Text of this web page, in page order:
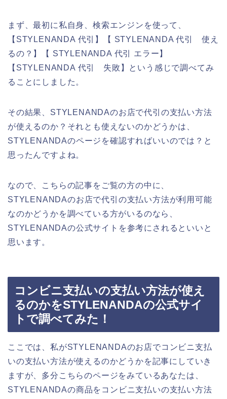
まず、最初に私自身、検索エンジンを使って、
【STYLENANDA 代引】【 STYLENANDA 代引 使え
るの？】【 STYLENANDA 代引 エラー】
【STYLENANDA 代引 失敗】という感じで調べてみ
ることにしました。
その結果、STYLENANDAのお店で代引の支払い方法
が使えるのか？それとも使えないのかどうかは、
STYLENANDAのページを確認すればいいのでは？と
思ったんですよね。
なので、こちらの記事をご覧の方の中に、
STYLENANDAのお店で代引の支払い方法が利用可能
なのかどうかを調べている方がいるのなら、
STYLENANDAの公式サイトを参考にされるといいと
思います。
コンビニ支払いの支払い方法が使え
るのかをSTYLENANDAの公式サイ
トで調べてみた！
ここでは、私がSTYLENANDAのお店でコンビニ支払
いの支払い方法が使えるのかどうかを記事にしていき
ますが、多分こちらのページをみているあなたは、
STYLENANDAの商品をコンビニ支払いの支払い方法